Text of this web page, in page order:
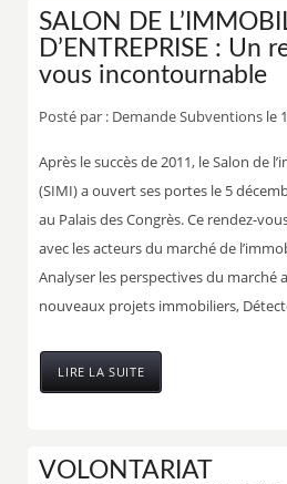
SALON DE
D’ENTREPRISE : Un
vous incontournable
Posté par : Demande Subventions le
Après le succès de 2011, le Salon de
(SIMI) a ouvert ses portes le 5
au Palais des Congrès. Ce rendez-
avec les acteurs du marché de
Analyser les perspectives du marché
nouveaux projets immobiliers,
LIRE LA SUITE
VOLONTARIAT